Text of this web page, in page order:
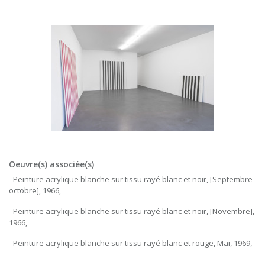
Oeuvre(s) associée(s)
- Peinture acrylique blanche sur tissu rayé blanc et noir, [Septembre-
octobre], 1966,
- Peinture acrylique blanche sur tissu rayé blanc et noir, [Novembre],
1966,
- Peinture acrylique blanche sur tissu rayé blanc et rouge, Mai, 1969,